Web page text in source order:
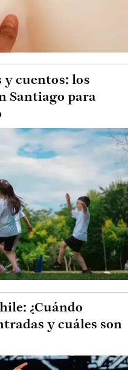
y cuentos: los
Santiago para
¿Cuándo
y cuáles son